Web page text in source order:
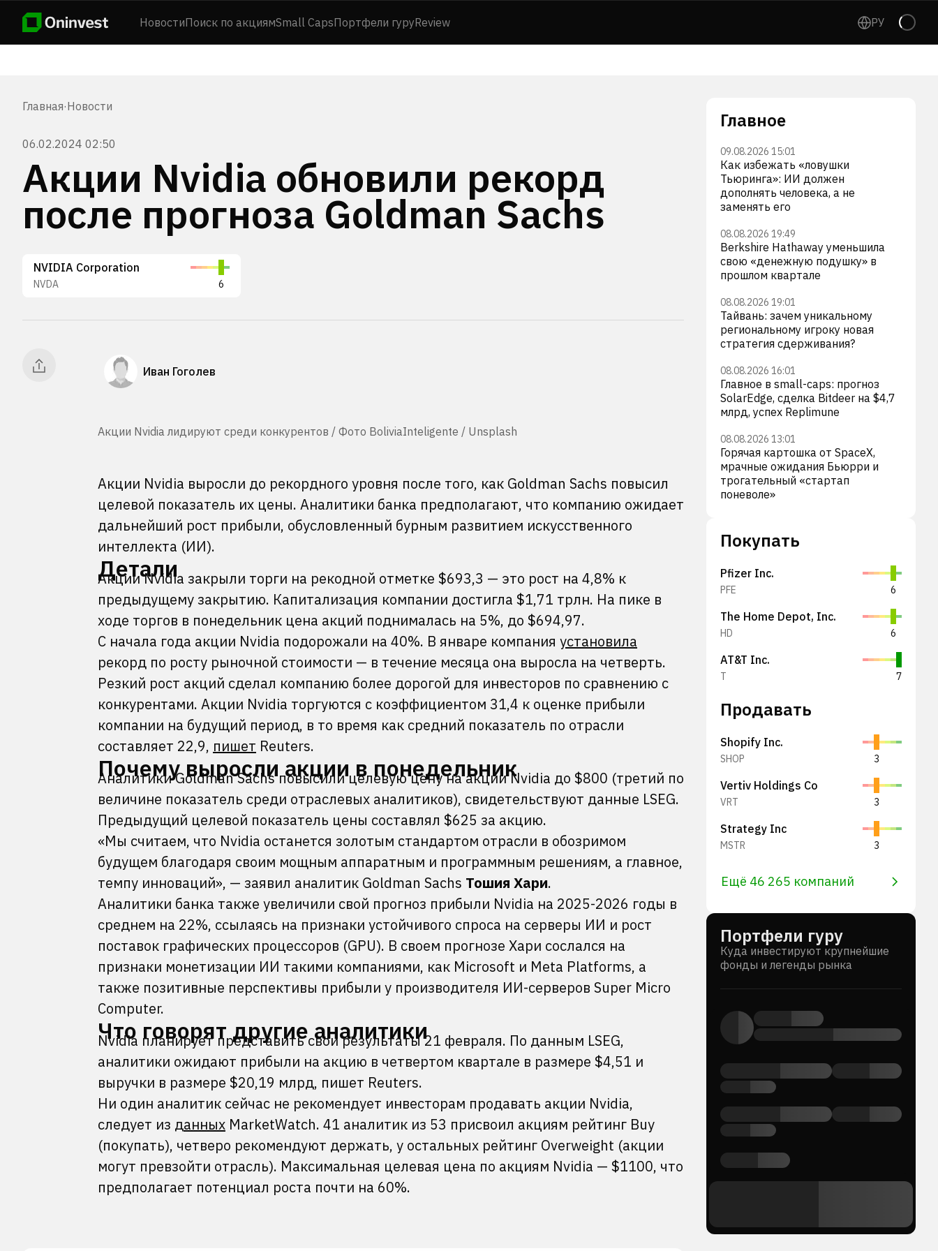
НовостиПоиск по акциямSmall CapsПортфели гуруReview РУ
Главная·Новости
06.02.2024 02:50
Акции Nvidia обновили рекорд
после прогноза Goldman Sachs
NVIDIA Corporation
NVDA 6
Иван Гоголев
Акции Nvidia лидируют среди конкурентов / Фото BoliviaInteligente / Unsplash
Акции Nvidia выросли до рекордного уровня после того, как Goldman Sachs повысил
целевой показатель их цены. Аналитики банка предполагают, что компанию ожидает
дальнейший рост прибыли, обусловленный бурным развитием искусственного
интеллекта (ИИ).
Детали
Акции Nvidia закрыли торги на рекодной отметке $693,3 — это рост на 4,8% к
предыдущему закрытию. Капитализация компании достигла $1,71 трлн. На пике в
ходе торгов в понедельник цена акций поднималась на 5%, до $694,97.
С начала года акции Nvidia подорожали на 40%. В январе компания установила
рекорд по росту рыночной стоимости — в течение месяца она выросла на четверть.
Резкий рост акций сделал компанию более дорогой для инвесторов по сравнению с
конкурентами. Акции Nvidia торгуются с коэффициентом 31,4 к оценке прибыли
компании на будущий период, в то время как средний показатель по отрасли
составляет 22,9, пишет Reuters.
Почему выросли акции в понедельник
Аналитики Goldman Sachs повысили целевую цену на акции Nvidia до $800 (третий по
величине показатель среди отраслевых аналитиков), свидетельствуют данные LSEG.
Предыдущий целевой показатель цены составлял $625 за акцию.
«Мы считаем, что Nvidia останется золотым стандартом отрасли в обозримом
будущем благодаря своим мощным аппаратным и программным решениям, а главное,
темпу инноваций», — заявил аналитик Goldman Sachs Тошия Хари.
Аналитики банка также увеличили свой прогноз прибыли Nvidia на 2025-2026 годы в
среднем на 22%, ссылаясь на признаки устойчивого спроса на серверы ИИ и рост
поставок графических процессоров (GPU). В своем прогнозе Хари сослался на
признаки монетизации ИИ такими компаниями, как Microsoft и Meta Platforms, а
также позитивные перспективы прибыли у производителя ИИ-серверов Super Micro
Computer.
Что говорят другие аналитики
Nvidia планирует представить свои результаты 21 февраля. По данным LSEG,
аналитики ожидают прибыли на акцию в четвертом квартале в размере $4,51 и
выручки в размере $20,19 млрд, пишет Reuters.
Ни один аналитик сейчас не рекомендует инвесторам продавать акции Nvidia,
следует из данных MarketWatch. 41 аналитик из 53 присвоил акциям рейтинг Buy
(покупать), четверо рекомендуют держать, у остальных рейтинг Overweight (акции
могут превзойти отрасль). Максимальная целевая цена по акциям Nvidia — $1100, что
предполагает потенциал роста почти на 60%.
Главное
09.08.2026 15:01
Как избежать «ловушки
Тьюринга»: ИИ должен
дополнять человека, а не
заменять его
08.08.2026 19:49
Berkshire Hathaway уменьшила
свою «денежную подушку» в
прошлом квартале
08.08.2026 19:01
Тайвань: зачем уникальному
региональному игроку новая
стратегия сдерживания?
08.08.2026 16:01
Главное в small-caps: прогноз
SolarEdge, сделка Bitdeer на $4,7
млрд, успех Replimune
08.08.2026 13:01
Горячая картошка от SpaceX,
мрачные ожидания Бьюрри и
трогательный «стартап
поневоле»
Покупать
Pfizer Inc.
PFE 6
The Home Depot, Inc.
HD 6
AT&T Inc.
T 7
Продавать
Shopify Inc.
SHOP 3
Vertiv Holdings Co
VRT 3
Strategy Inc
MSTR 3
Ещё 46 265 компаний
Портфели гуру
Куда инвестируют крупнейшие
фонды и легенды рынка